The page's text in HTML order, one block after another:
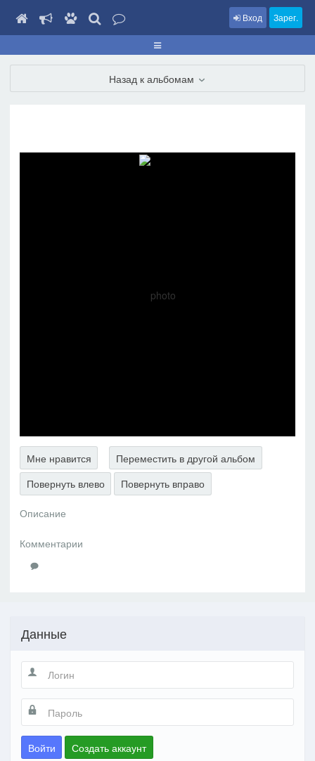
Вход Зарег.
Назад к альбомам
Мне нравится
Переместить в другой альбом
Повернуть влево
Повернуть вправо
Описание
Комментарии
Данные
Войти Создать аккаунт